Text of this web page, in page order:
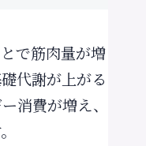
で筋肉量が増
代謝が上がる
消費が増え、